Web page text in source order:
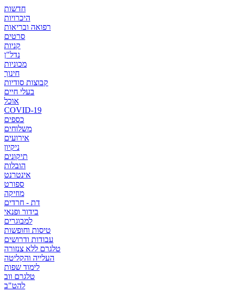
חדשות
היכרויות
רפואה ובריאות
סרטים
קניות
נדל"ן
מכוניות
חינוך
קבוצות סודיות
בעלי חיים
אוכל
COVID-19
כספים
משלוחים
אירועים
ניקיון
תיקונים
הובלות
אינטרנט
ספורט
מוזיקה
דת - חרדים
בידור ופנאי
למבוגרים
טיסות וחופשות
עבודות ודרושים
טלגרם ללא צנזורה
העלייה והקליטה
לימוד שפות
טלגרם ווב
להט"ב